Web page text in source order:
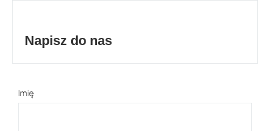
Napisz do nas
Imię